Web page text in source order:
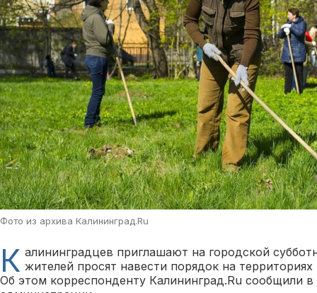
Фото из архива Калининград.Ru
К алининградцев приглашают на городской
жителей просят навести порядок на
Об этом корреспонденту Калининград.Ru сообщили